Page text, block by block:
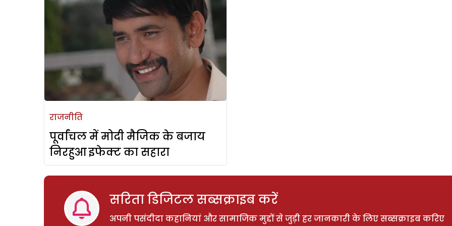
राजनीति
पूर्वांचल में मोदी मैजिक के बजाय
निरहुआ इफेक्ट का सहारा
सरिता डिजिटल सब्सक्राइब करें
अपनी पसंदीदा कहानियां और सामाजिक मुद्दों से जुड़ी हर जानकारी के लिए सब्सक्राइब करिए